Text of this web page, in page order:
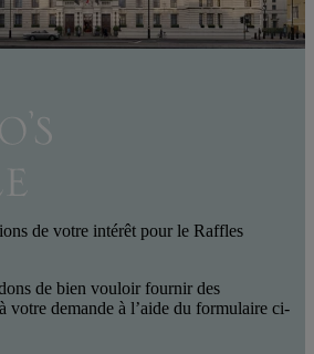
de votre intérêt pour le Raffles
de bien vouloir fournir des
votre demande à l’aide du formulaire ci-